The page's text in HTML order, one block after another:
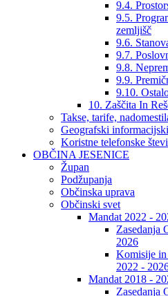
9.4.
9.5.
zemljišč
9.6.
9.7.
9.8.
9.9.
9.10.
10. Zaščita In
Takse, tarife,
Geografski
Koristne telefonske
OBČINA JESENICE
Župan
Podžupanja
Občinska uprava
Občinski svet
Mandat 2022 -
Zasedanja
2026
Komisije in
2022 -
Mandat 2018 -
Zasedanja